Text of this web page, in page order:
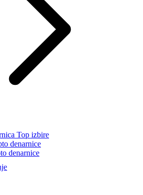
Top izbire
denarnice
denarnice